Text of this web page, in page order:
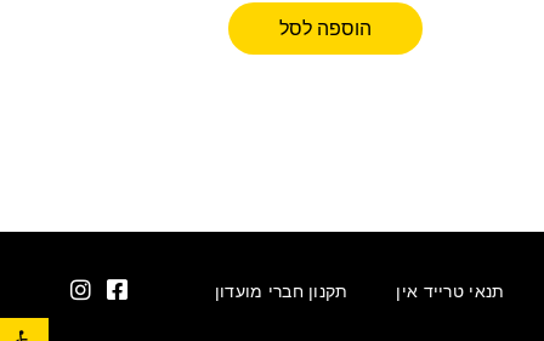
פתח סרגל נגישות
הוספה לסל
תנאי טרייד אין תקנון חברי מועדון